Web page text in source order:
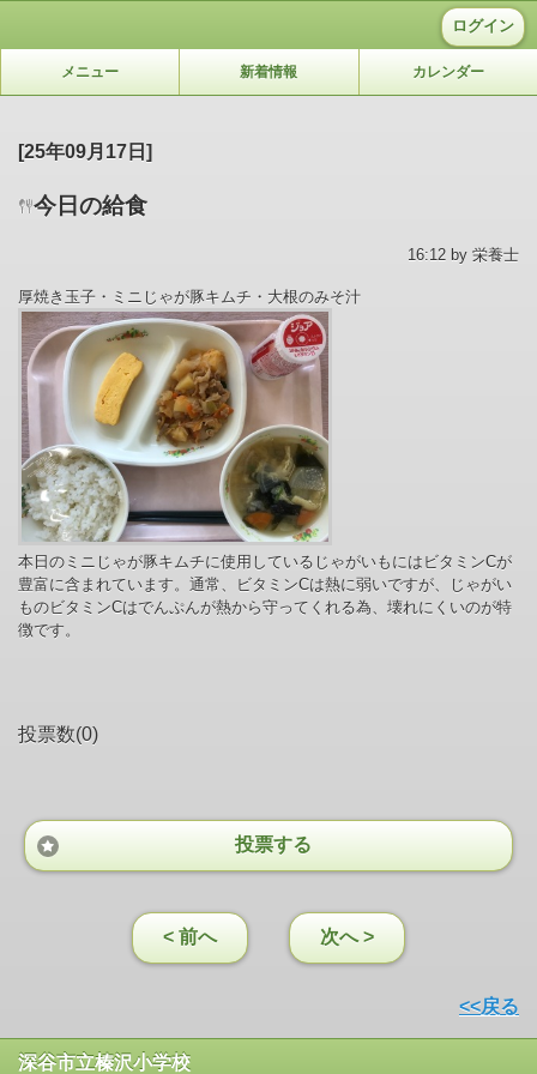
ログイン
メニュー 新着情報 カレンダー
[25年09月17日]
今日の給食
16:12 by 栄養士
厚焼き玉子・ミニじゃが豚キムチ・大根のみそ汁
本日のミニじゃが豚キムチに使用しているじゃがいもにはビタミンCが
豊富に含まれています。通常、ビタミンCは熱に弱いですが、じゃがい
ものビタミンCはでんぷんが熱から守ってくれる為、壊れにくいのが特
徴です。
投票数(0)
投票する
< 前へ 次へ >
<<戻る
深谷市立榛沢小学校